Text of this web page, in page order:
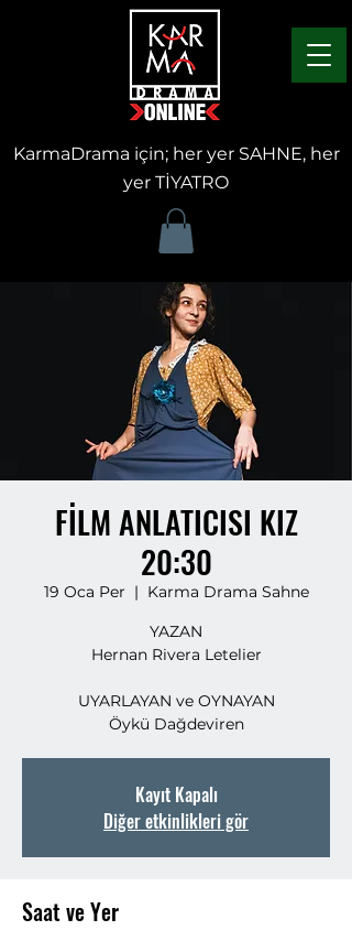
KarmaDrama için; her yer SAHNE, her
yer TİYATRO
FİLM ANLATICISI KIZ
20:30
19 Oca Per
  |
Karma Drama Sahne
YAZAN
Hernan Rivera Letelier
UYARLAYAN ve OYNAYAN
Öykü Dağdeviren
Kayıt Kapalı
Diğer etkinlikleri gör
Saat ve Yer